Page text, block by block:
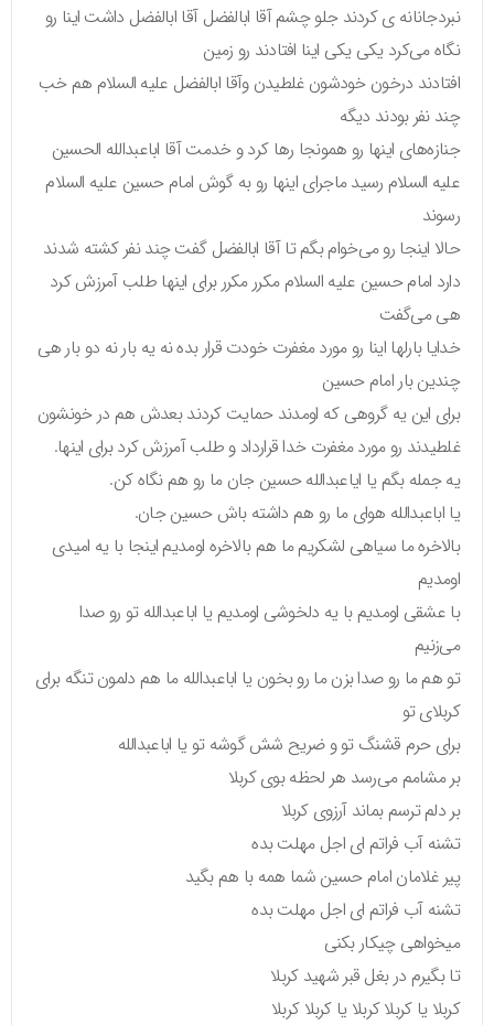
نبردجانانه ی کردند جلو چشم آقا ابالفضل آقا ابالفضل داشت اینا رو
نگاه می‌کرد یکی یکی اینا افتادند رو زمین
افتادند درخون خودشون غلطیدن وآقا ابالفضل علیه السلام هم خب
چند نفر بودند دیگه
جنازه‌های اینها رو همونجا رها کرد و خدمت آقا اباعبدالله الحسین
علیه السلام رسید ماجرای اینها رو به گوش امام حسین علیه السلام
رسوند
حالا اینجا رو می‌خوام بگم تا آقا ابالفضل گفت چند نفر کشته شدند
دارد امام حسین علیه السلام مکرر مکرر برای اینها طلب آمرزش کرد
هی می‌گفت
خدایا بارلها اینا رو مورد مغفرت خودت قرار بده نه یه بار نه دو بار هی
چندین بار امام حسین
برای این یه گروهی که اومدند حمایت کردند بعدش هم در خونشون
غلطیدند رو مورد مغفرت خدا قرارداد و طلب آمرزش کرد برای اینها.
یه جمله بگم یا ایاعبدالله حسین جان ما رو هم نگاه کن.
یا اباعبدالله هوای ما رو هم داشته باش حسین جان.
بالاخره ما سیاهی لشکریم ما هم بالاخره اومدیم اینجا با یه امیدی
اومدیم
با عشقی اومدیم با یه دلخوشی اومدیم یا اباعبدالله تو رو صدا
می‌زنیم
تو هم ما رو صدا بزن ما رو بخون یا اباعبدالله ما هم دلمون تنگه برای
کربلای تو
برای حرم قشنگ تو و ضریح شش گوشه تو یا اباعبدالله
بر مشامم می‌رسد هر لحظه بوی کربلا
بر دلم ترسم بماند آرزوی کربلا
تشنه آب فراتم ای اجل مهلت بده
پیر غلامان امام حسین شما همه با هم بگید
تشنه آب فراتم ای اجل مهلت بده
میخواهی چیکار بکنی
تا بگیرم در بغل قبر شهید کربلا
کربلا یا کربلا کربلا یا کربلا کربلا